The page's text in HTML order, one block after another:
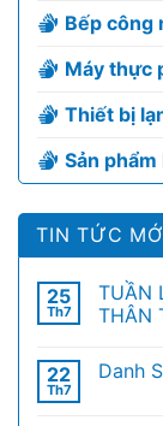
Bếp công
Máy thực
Thiết bị
Sản phẩm
TIN TỨC
25
Th7
TUẦN
THÂN
22
Th7
Danh